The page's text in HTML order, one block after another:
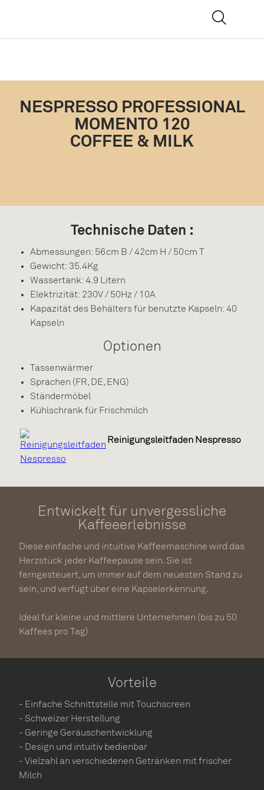
NESPRESSO PROFESSIONAL
MOMENTO 120
COFFEE & MILK
Technische Daten :
Abmessungen: 56cm B / 42cm H / 50cm T
Gewicht: 35.4Kg
Wassertank: 4.9 Litern
Elektrizität: 230V / 50Hz / 10A
Kapazität des Behälters für benutzte Kapseln: 40
Kapseln
Optionen
Tassenwärmer
Sprachen (FR, DE, ENG)
Ständermöbel
Kühlschrank für Frischmilch
Reinigungsleitfaden Nespresso
Entwickelt für unvergessliche
Kaffeeerlebnisse
Diese einfache und intuitive Kaffeemaschine wird das
Herzstück jeder Kaffeepause sein. Sie ist
ferngesteuert, um immer auf dem neuesten Stand zu
sein, und verfügt über eine Kapselerkennung.
Ideal für kleine und mittlere Unternehmen (bis zu 50
Kaffees pro Tag)
Vorteile
- Einfache Schnittstelle mit Touchscreen
- Schweizer Herstellung
- Geringe Geräuschentwicklung
- Design und intuitiv bedienbar
- Vielzahl an verschiedenen Getränken mit frischer
Milch